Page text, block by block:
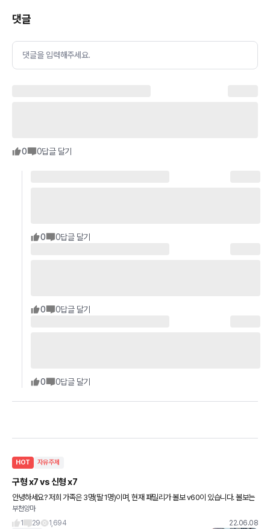
댓글
댓글을 입력해주세요.
0 0답글 달기
0 0답글 달기
0 0답글 달기
0 0답글 달기
HOT 자유주제
구형 x7 vs 신형 x7
안녕하세요? 저희 가족은 3명(딸 1명)이며, 현재 패밀리가 볼보 v60이 있습니다. 볼보는
와이프의 드림카로 거의 운행하고 있습니다. 서로 차량 호불호가 있어 3월에 x7 계약을
해서 대기
부천앙마
1
29 1,694 22.06.08